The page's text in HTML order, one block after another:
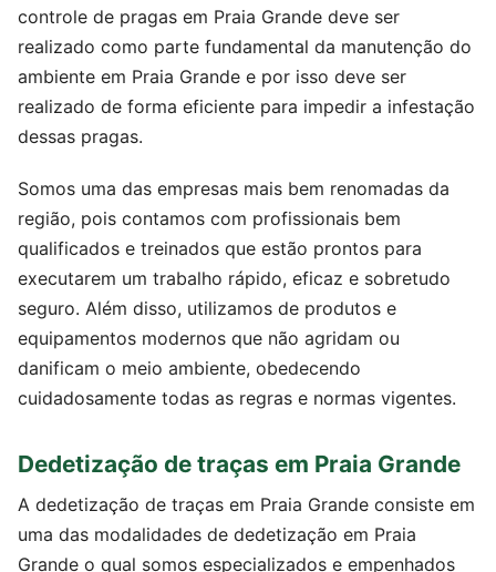
controle de pragas em Praia Grande deve ser
realizado como parte fundamental da manutenção do
ambiente em Praia Grande e por isso deve ser
realizado de forma eficiente para impedir a infestação
dessas pragas.
Somos uma das empresas mais bem renomadas da
região, pois contamos com profissionais bem
qualificados e treinados que estão prontos para
executarem um trabalho rápido, eficaz e sobretudo
seguro. Além disso, utilizamos de produtos e
equipamentos modernos que não agridam ou
danificam o meio ambiente, obedecendo
cuidadosamente todas as regras e normas vigentes.
Dedetização de traças em Praia Grande
A dedetização de traças em Praia Grande consiste em
uma das modalidades de dedetização em Praia
Grande o qual somos especializados e empenhados